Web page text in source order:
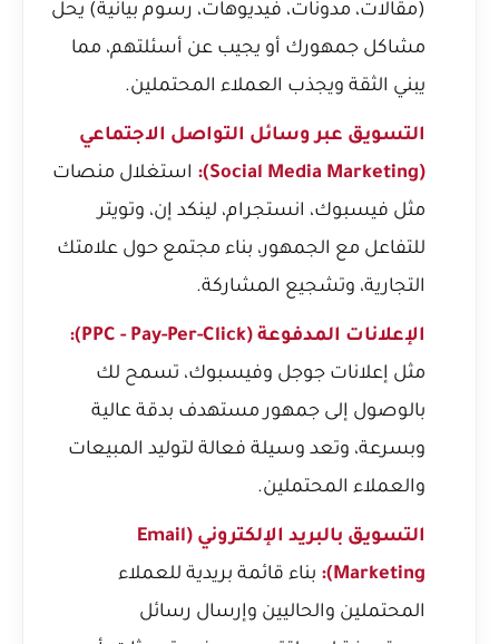
(مقالات، مدونات، فيديوهات، رسوم بيانية) يحل
مشاكل جمهورك أو يجيب عن أسئلتهم، مما
يبني الثقة ويجذب العملاء المحتملين.
التسويق عبر وسائل التواصل الاجتماعي
(Social Media Marketing):
استغلال منصات
مثل فيسبوك، انستجرام، لينكد إن، وتويتر
للتفاعل مع الجمهور، بناء مجتمع حول علامتك
التجارية، وتشجيع المشاركة.
الإعلانات المدفوعة (PPC - Pay-Per-Click):
مثل إعلانات جوجل وفيسبوك، تسمح لك
بالوصول إلى جمهور مستهدف بدقة عالية
وبسرعة، وتعد وسيلة فعالة لتوليد المبيعات
والعملاء المحتملين.
التسويق بالبريد الإلكتروني (Email
Marketing):
بناء قائمة بريدية للعملاء
المحتملين والحاليين وإرسال رسائل